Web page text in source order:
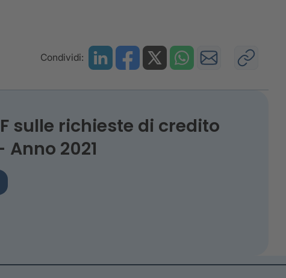
Condividi:
sulle richieste di credito
2021